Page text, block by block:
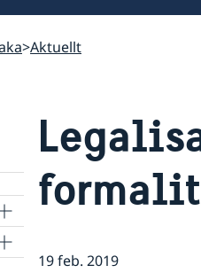
Aktuellt
19 feb. 2019